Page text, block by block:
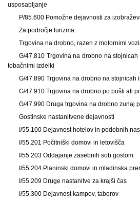
usposabljanje
P/85.600 Pomožne dejavnosti za
Za področje turizma:
Trgovina na drobno, razen z motornimi
G/47.810 Trgovina na drobno na
tobačnimi izdelki
G/47.890 Trgovina na drobno na stojnicah
G/47.910 Trgovina na drobno po pošti ali
G/47.990 Druga trgovina na drobno zunaj
Gostinske nastanitvene dejavnosti
I/55.100 Dejavnost hotelov in podobnih
I/55.201 Počitniški domovi in letovišča
I/55.203 Oddajanje zasebnih sob gostom
I/55.204 Planinski domovi in mladinska
I/55.209 Druge nastanitve za krajši čas
I/55.300 Dejavnost kampov, taborov